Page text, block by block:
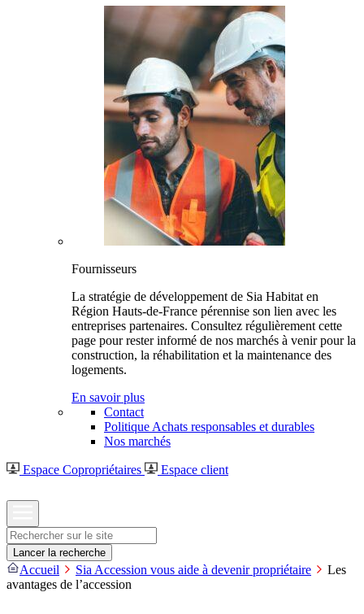
Fournisseurs
La stratégie de développement de Sia Habitat en
Région Hauts-de-France pérennise son lien avec les
entreprises partenaires. Consultez régulièrement cette
page pour rester informé de nos marchés à venir pour la
construction, la réhabilitation et la maintenance des
logements.
En savoir plus
Contact
Politique Achats responsables et durables
Nos marchés
Espace Copropriétaires Espace client
Rechercher
Lancer la recherche
Accueil Sia Accession vous aide à devenir propriétaire
Les
avantages de l’accession